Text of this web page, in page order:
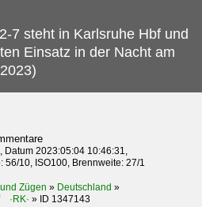
7 steht in Karlsruhe Hbf und
Einsatz in der Nacht am
, Datum 2023:05:04 10:46:31,
10, ISO100, Brennweite: 27/1
Zügen » Deutschland »
·RK· » ID 1347143